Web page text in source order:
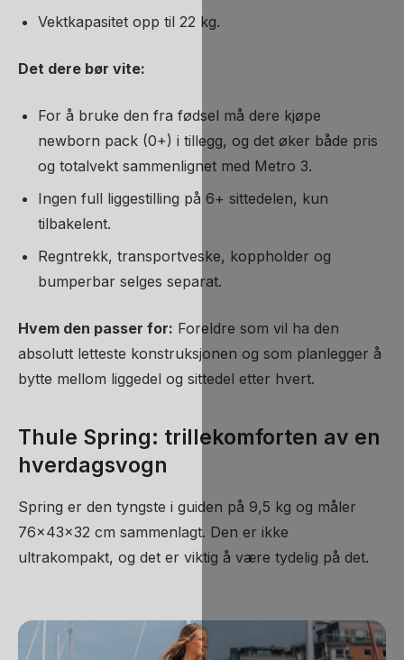
Vektkapasitet opp til 22 kg.
Det dere bør vite:
For å bruke den fra fødsel må dere kjøpe
newborn pack (0+) i tillegg, og det øker både pris
og totalvekt sammenlignet med Metro 3.
Ingen full liggestilling på 6+ sittedelen, kun
tilbakelent.
Regntrekk, transportveske, koppholder og
bumperbar selges separat.
Hvem den passer for: Foreldre som vil ha den
absolutt letteste konstruksjonen og som planlegger å
bytte mellom liggedel og sittedel etter hvert.
Thule Spring: trillekomforten av en
hverdagsvogn
Spring er den tyngste i guiden på 9,5 kg og måler
76x43x32 cm sammenlagt. Den er ikke
ultrakompakt, og det er viktig å være tydelig på det.